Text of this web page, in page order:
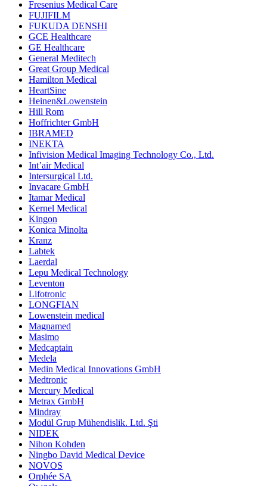
Fresenius Medical Care
FUJIFILM
FUKUDA DENSHI
GCE Healthcare
GE Healthcare
General Meditech
Great Group Medical
Hamilton Medical
HeartSine
Heinen&Lowenstein
Hill Rom
Hoffrichter GmbH
IBRAMED
INEKTA
Infivision Medical Imaging Technology Co., Ltd.
Int’air Medical
Intersurgical Ltd.
Invacare GmbH
Itamar Medical
Kernel Medical
Kingon
Konica Minolta
Kranz
Labtek
Laerdal
Lepu Medical Technology
Leventon
Lifotronic
LONGFIAN
Lowenstein medical
Magnamed
Masimo
Medcaptain
Medela
Medin Medical Innovations GmbH
Medtronic
Mercury Medical
Metrax GmbH
Mindray
Modül Grup Mühendislik. Ltd. Şti
NIDEK
Nihon Kohden
Ningbo David Medical Device
NOVOS
Orphée SA